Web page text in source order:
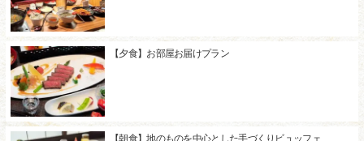
【夕食】お部屋お届けプラン
【朝食】地のものを中心とした手づくりビュッフェ